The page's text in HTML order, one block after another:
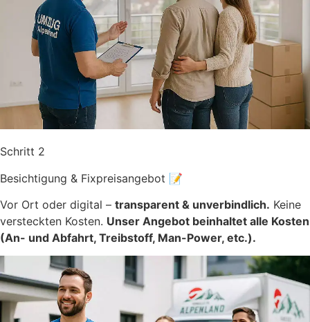
Schritt 2
Besichtigung & Fixpreisangebot 📝
Vor Ort oder digital – transparent & unverbindlich. Keine
versteckten Kosten. Unser Angebot beinhaltet alle Kosten
(An- und Abfahrt, Treibstoff, Man-Power, etc.).